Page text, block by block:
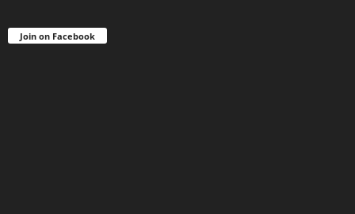
Join on Facebook